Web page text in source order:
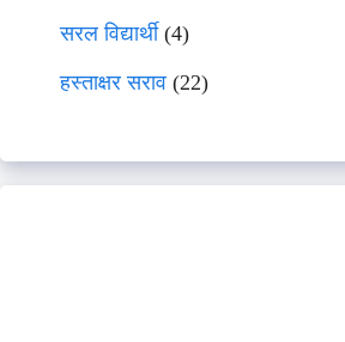
सरल विद्यार्थी(4)
हस्ताक्षर सराव (22)